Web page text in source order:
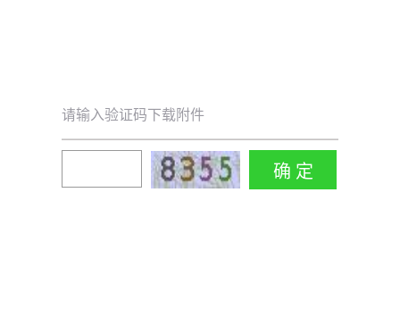
请输入验证码下载附件